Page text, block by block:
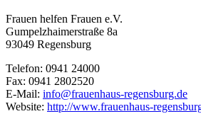
Frauen helfen Frauen e.V.
Gumpelzhaimerstraße 8a
93049 Regensburg
Telefon: 0941 24000
Fax: 0941 2802520
E-Mail: info@frauenhaus-regensburg.de
Website: http://www.frauenhaus-